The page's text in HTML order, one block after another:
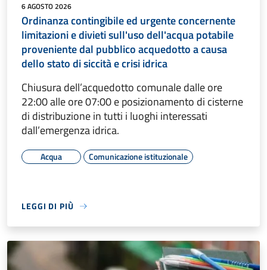
6 AGOSTO 2026
Ordinanza contingibile ed urgente concernente
limitazioni e divieti sull'uso dell'acqua potabile
proveniente dal pubblico acquedotto a causa
dello stato di siccità e crisi idrica
Chiusura dell’acquedotto comunale dalle ore
22:00 alle ore 07:00 e posizionamento di cisterne
di distribuzione in tutti i luoghi interessati
dall’emergenza idrica.
Acqua Comunicazione istituzionale
LEGGI DI PIÙ